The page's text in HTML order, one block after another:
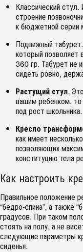
Классический стул.
строение
к бюджетной серии
Подвижный
который позволяет
360 гр. Табурет не
сидеть ровно,
Растущий стул.
вашим ребенком, то
под рост школьника.
Кресло
как имеет
позволяющих
конституцию тела
Как настроить
Правильное положение
“бедро-спина”, а также
градусов. При таком
стоять на полу, а не
следующие параметры
сиденья.